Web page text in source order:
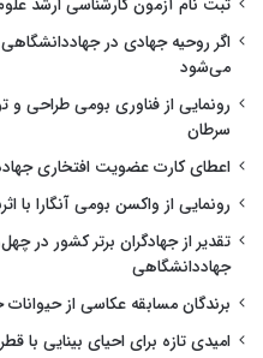
اگر روحیه جهادی در
می‌شود
رونمایی از فناوری بومی طراحی
سرطان
اعطای کارت عضویت افتخاری
رونمایی از واکسن بومی آنگارا با
تقدیر از جهادگران برتر کشور در
جهاددانشگاهی
برندگان مسابقه عکاسی از حیوانات خانگی ۲۰۲۶
امیدی تازه برای احیای بینایی با